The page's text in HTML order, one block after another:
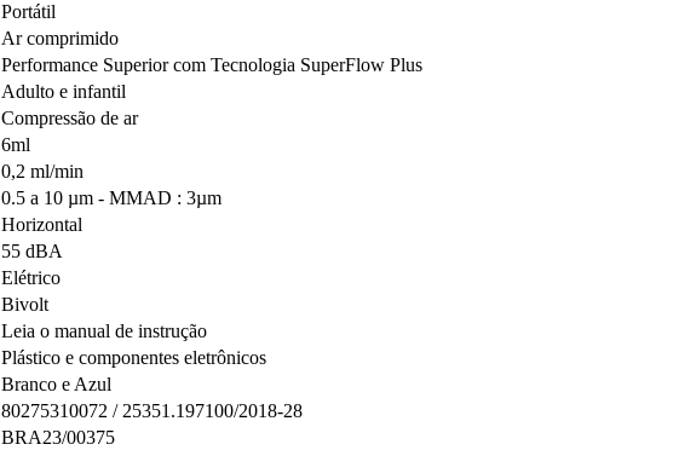
Portátil
Ar comprimido
Performance Superior com Tecnologia SuperFlow Plus
Adulto e infantil
Compressão de ar
6ml
0,2 ml/min
0.5 a 10 µm - MMAD : 3µm
Horizontal
55 dBA
Elétrico
Bivolt
Leia o manual de instrução
Plástico e componentes eletrônicos
Branco e Azul
80275310072 / 25351.197100/2018-28
BRA23/00375